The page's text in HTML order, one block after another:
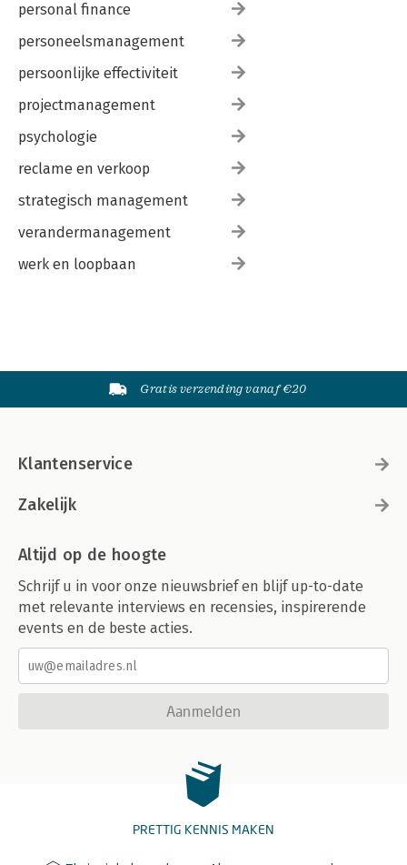
personal finance
personeelsmanagement
persoonlijke effectiviteit
projectmanagement
psychologie
reclame en verkoop
strategisch management
verandermanagement
werk en loopbaan
Gratis verzending vanaf €20
Klantenservice
Zakelijk
Altijd op de hoogte
Schrijf u in voor onze nieuwsbrief en blijf up-to-date
met relevante interviews en recensies, inspirerende
events en de beste acties.
Aanmelden
PRETTIG KENNIS MAKEN